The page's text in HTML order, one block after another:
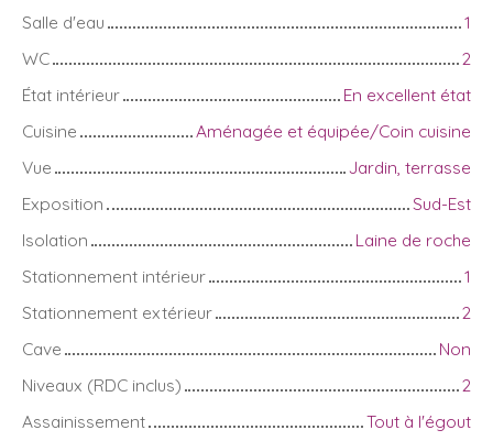
Salle d'eau
1
WC
2
État intérieur
En excellent état
Cuisine
Aménagée et équipée/Coin cuisine
Vue
Jardin, terrasse
Exposition
Sud-Est
Isolation
Laine de roche
Stationnement intérieur
1
Stationnement extérieur
2
Cave
Non
Niveaux (RDC inclus)
2
Assainissement
Tout à l'égout